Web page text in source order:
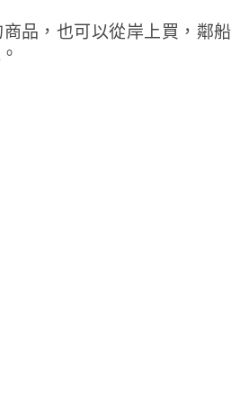
品，也可以從岸上買，鄰船